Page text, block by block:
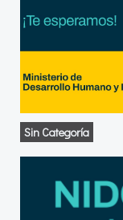
Sin Categoría